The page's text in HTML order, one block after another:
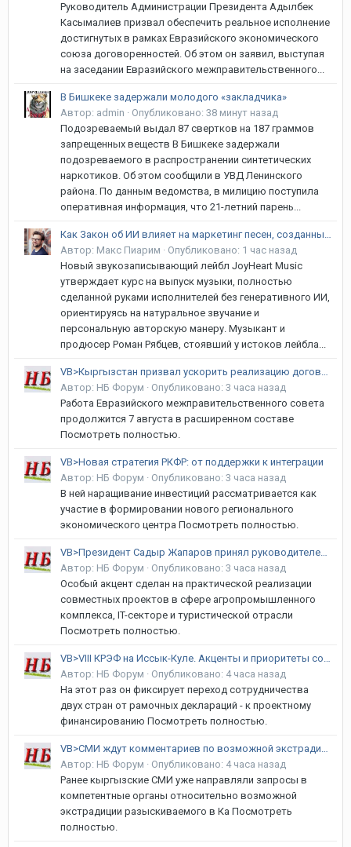
Руководитель Администрации Президента Адылбек
Касымалиев призвал обеспечить реальное исполнение
достигнутых в рамках Евразийского экономического
союза договоренностей. Об этом он заявил, выступая
на заседании Евразийского межправительственного...
В Бишкеке задержали молодого «закладчика»
Автор: admin · Опубликовано: 38 минут назад
Подозреваемый выдал 87 свертков на 187 граммов
запрещенных веществ В Бишкеке задержали
подозреваемого в распространении синтетических
наркотиков. Об этом сообщили в УВД Ленинского
района. По данным ведомства, в милицию поступила
оперативная информация, что 21-летний парень...
Как Закон об ИИ влияет на маркетинг песен, созданных без искусственного интеллекта
Автор: Макс Пиарим · Опубликовано: 1 час назад
Новый звукозаписывающий лейбл JoyHeart Music
утверждает курс на выпуск музыки, полностью
сделанной руками исполнителей без генеративного ИИ,
ориентируясь на натуральное звучание и
персональную авторскую манеру. Музыкант и
продюсер Роман Рябцев, стоявший у истоков лейбла...
VB>Кыргызстан призвал ускорить реализацию договоренностей в рамках ЕАЭС
Автор: НБ Форум · Опубликовано: 3 часа назад
Работа Евразийского межправительственного совета
продолжится 7 августа в расширенном составе
Посмотреть полностью.
VB>Новая стратегия РКФР: от поддержки к интеграции
Автор: НБ Форум · Опубликовано: 3 часа назад
В ней наращивание инвестиций рассматривается как
участие в формировании нового регионального
экономического центра Посмотреть полностью.
VB>Президент Садыр Жапаров принял руководителей регионов России
Автор: НБ Форум · Опубликовано: 3 часа назад
Особый акцент сделан на практической реализации
совместных проектов в сфере агропромышленного
комплекса, IT-секторе и туристической отрасли
Посмотреть полностью.
VB>VIII КРЭФ на Иссык-Куле. Акценты и приоритеты сотрудничества КР и РФ
Автор: НБ Форум · Опубликовано: 4 часа назад
На этот раз он фиксирует переход сотрудничества
двух стран от рамочных деклараций - к проектному
финансированию Посмотреть полностью.
VB>СМИ ждут комментариев по возможной экстрадиции Капенова
Автор: НБ Форум · Опубликовано: 4 часа назад
Ранее кыргызские СМИ уже направляли запросы в
компетентные органы относительно возможной
экстрадиции разыскиваемого в Ка Посмотреть
полностью.